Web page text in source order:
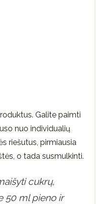
Galite paimti
nuo individualių
riešutus, pirmiausia
o tada susmulkinti.
cukrų,
50 ml pieno ir